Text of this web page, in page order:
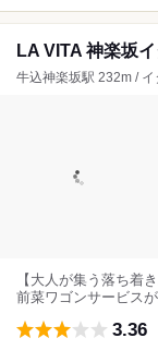
LA VITA 神楽坂
牛込神楽坂駅 232m /
【大人が集う落ち着
前菜ワゴンサービス
3.36